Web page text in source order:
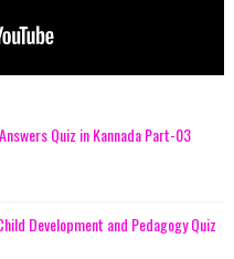
Quiz in Kannada Part-03
Development and Pedagogy Quiz